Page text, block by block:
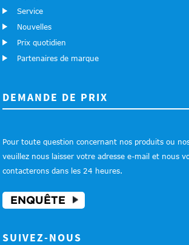
Service
Nouvelles
Prix ​​quotidien
Partenaires de marque
DEMANDE DE PRIX
Pour toute question concernant nos produits ou
veuillez nous laisser votre adresse e-mail et nous
contacterons dans les 24 heures.
ENQUÊTE
SUIVEZ-NOUS